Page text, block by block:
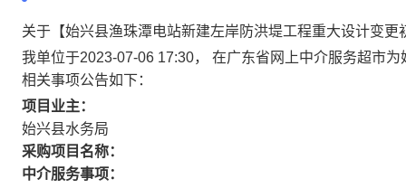
关于【始兴县渔珠潭电站新建左岸防洪堤工程重大设计变
我单位于2023-07-06 17:30， 在广东省网上中介服务超市
相关事项公告如下：
项目业主：
始兴县水务局
采购项目名称：
中介服务事项：